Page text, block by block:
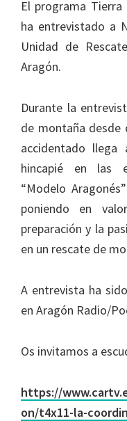
El programa
ha entrevistado a
Unidad de
Aragón.
Durante la
de montaña desde
accidentado llega
hincapié en las
“Modelo
poniendo en
preparación y la
en un rescate de
A entrevista ha
en Aragón Radio/
Os invitamos a
https://
on/t4x11-la-